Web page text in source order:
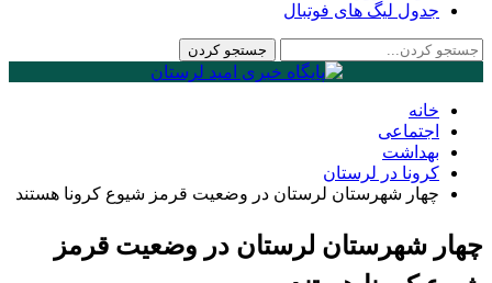
جدول لیگ های فوتبال
خانه
اجتماعی
بهداشت
کرونا در لرستان
چهار شهرستان لرستان در وضعیت قرمز شیوع کرونا هستند
چهار شهرستان لرستان در وضعیت قرمز